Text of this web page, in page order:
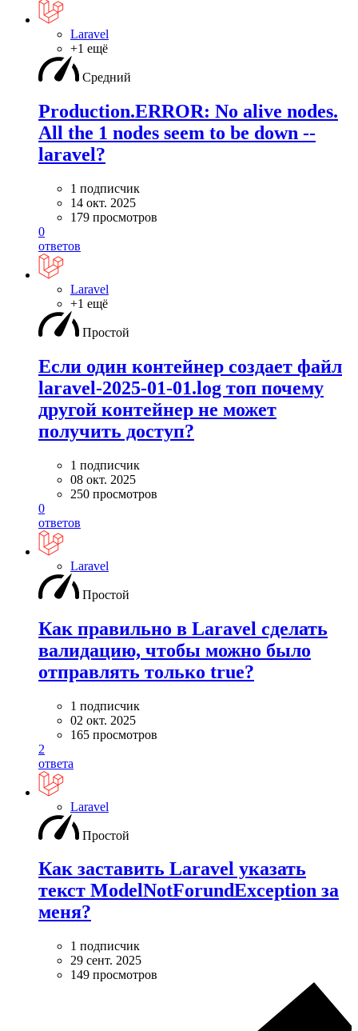
Laravel
+1 ещё
Средний
Production.ERROR: No alive nodes.
All the 1 nodes seem to be down --
laravel?
1 подписчик
14 окт. 2025
179 просмотров
0
ответов
Laravel
+1 ещё
Простой
Если один контейнер создает файл
laravel-2025-01-01.log топ почему
другой контейнер не может
получить доступ?
1 подписчик
08 окт. 2025
250 просмотров
0
ответов
Laravel
Простой
Как правильно в Laravel сделать
валидацию, чтобы можно было
отправлять только true?
1 подписчик
02 окт. 2025
165 просмотров
2
ответа
Laravel
Простой
Как заставить Laravel указать
текст ModelNotForundException за
меня?
1 подписчик
29 сент. 2025
149 просмотров